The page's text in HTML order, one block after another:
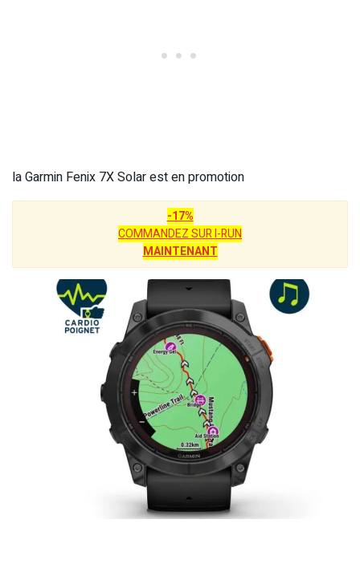
la Garmin Fenix 7X Solar est en promotion
-17%
COMMANDEZ SUR I-RUN
MAINTENANT